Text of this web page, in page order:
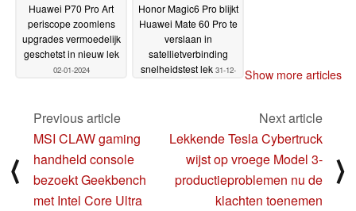
Huawei P70 Pro Art
periscope zoomlens
upgrades vermoedelijk
geschetst in nieuw lek
02-01-2024
Honor Magic6 Pro blijkt
Huawei Mate 60 Pro te
verslaan in
satellietverbinding
snelheidstest lek 31-12-
Show more articles
⟨
Previous article
MSI CLAW gaming
handheld console
bezoekt Geekbench
met Intel Core Ultra
Next article
Lekkende Tesla Cybertruck
wijst op vroege Model 3-
productieproblemen nu de
klachten toenemen
⟩